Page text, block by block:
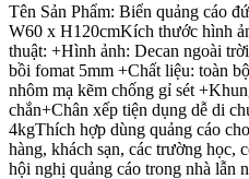
Tên Sản Phẩm: Biển quảng cáo
W60 x H120cmKích thước hình
thuật: +Hình ảnh: Decan ngoài
bồi fomat 5mm +Chất liệu: toàn
nhôm mạ kẽm chống gỉ sét
chắn+Chân xếp tiện dụng dễ di
4kgThích hợp dùng quảng cáo
hàng, khách sạn, các trường học,
hội nghị quảng cáo trong nhà lẫn